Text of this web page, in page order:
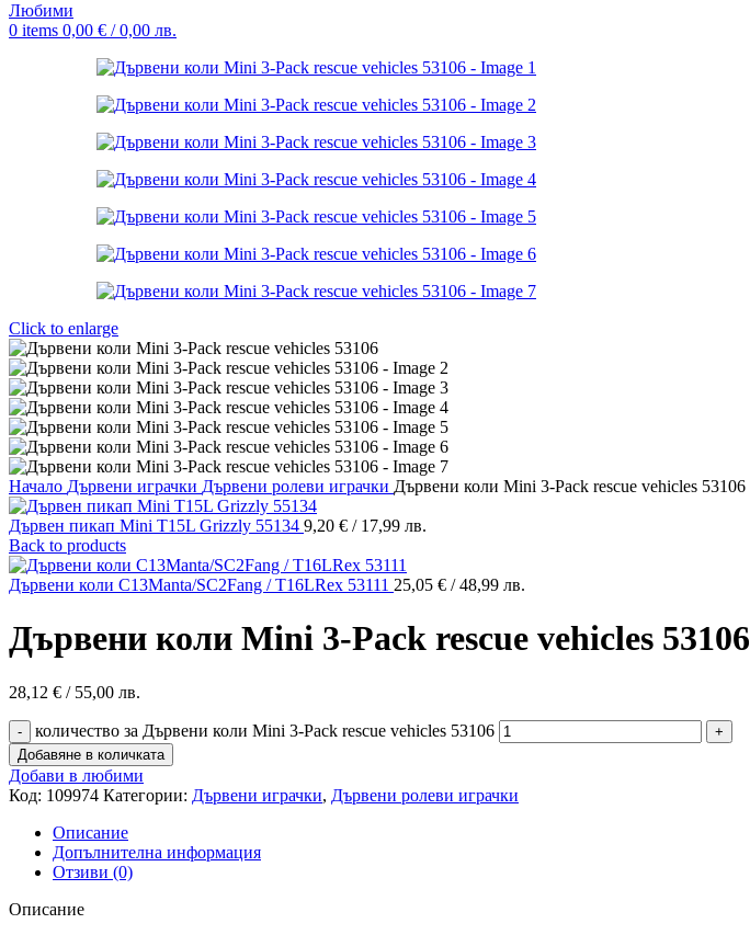
Любими
0 items 0,00 € / 0,00 лв.
Click to enlarge
Начало Дървени играчки Дървени ролеви играчки Дървени коли Mini 3-Pack rescue vehicles 53106
Дървен пикап Mini T15L Grizzly 55134 9,20 € / 17,99 лв.
Back to products
Дървени коли C13Manta/SC2Fang / T16LRex 53111 25,05 € / 48,99 лв.
Дървени коли Mini 3-Pack rescue vehicles 53106
28,12 € / 55,00 лв.
количество за Дървени коли Mini 3-Pack rescue vehicles 53106
Добавяне в количката
Добави в любими
Код: 109974 Категории: Дървени играчки, Дървени ролеви играчки
Описание
Допълнителна информация
Отзиви (0)
Описание